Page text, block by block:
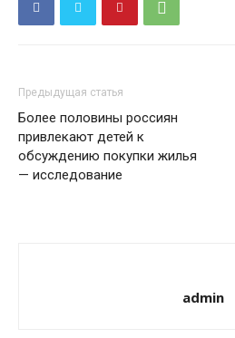
Предыдущая статья
Более половины россиян
привлекают детей к
обсуждению покупки жилья
— исследование
admin